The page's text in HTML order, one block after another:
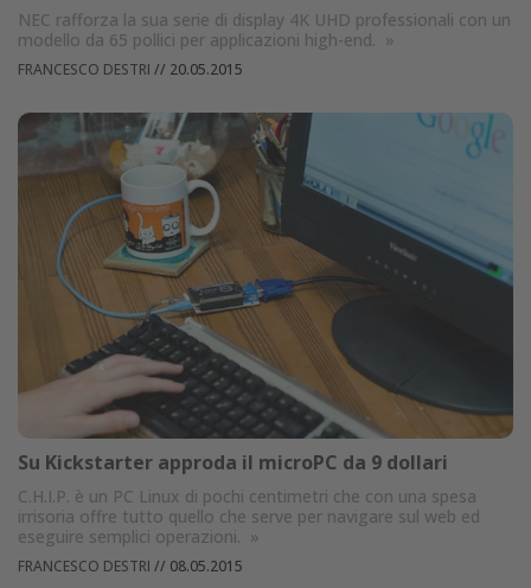
NEC rafforza la sua serie di display 4K UHD professionali con un
modello da 65 pollici per applicazioni high-end. »
FRANCESCO DESTRI // 20.05.2015
Su Kickstarter approda il microPC da 9 dollari
C.H.I.P. è un PC Linux di pochi centimetri che con una spesa
irrisoria offre tutto quello che serve per navigare sul web ed
eseguire semplici operazioni. »
FRANCESCO DESTRI // 08.05.2015